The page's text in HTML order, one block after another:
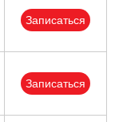
Записаться
Записаться